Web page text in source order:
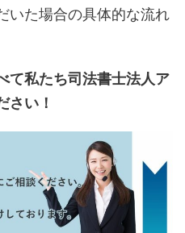
いた場合の具体的な流れ
て私たち司法書士法人ア
さい！